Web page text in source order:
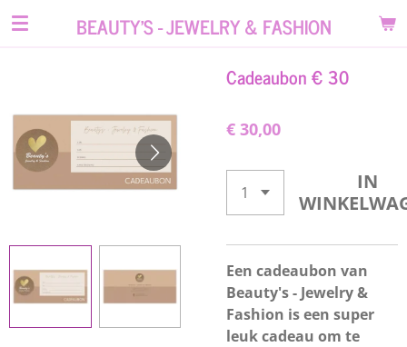
Ga
BEAUTY'S - JEWELRY & FASHION
Cadeaubon € 30
€ 30,00
IN
Een cadeaubon van
Beauty's - Jewelry &
Fashion is een super
leuk cadeau om te